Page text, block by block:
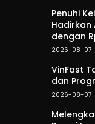
Penuhi
Hadirkan
dengan
2026-08-07
VinFast
dan
2026-08-07